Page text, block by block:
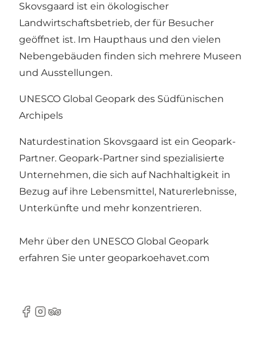
Skovsgaard ist ein ökologischer
Landwirtschaftsbetrieb, der für Besucher
geöffnet ist. Im Haupthaus und den vielen
Nebengebäuden finden sich mehrere Museen
und Ausstellungen.
UNESCO Global Geopark des Südfünischen
Archipels
Naturdestination Skovsgaard ist ein Geopark-
Partner. Geopark-Partner sind spezialisierte
Unternehmen, die sich auf Nachhaltigkeit in
Bezug auf ihre Lebensmittel, Naturerlebnisse,
Unterkünfte und mehr konzentrieren.
Mehr über den UNESCO Global Geopark
erfahren Sie unter geoparkoehavet.com
Facebook
Instagram
Tripadvisor